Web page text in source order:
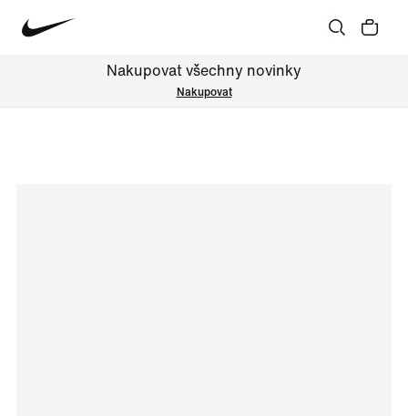
Nakupovat všechny novinky
Nakupovat